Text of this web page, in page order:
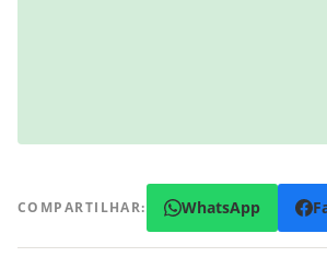
COMPARTILHAR: WhatsApp